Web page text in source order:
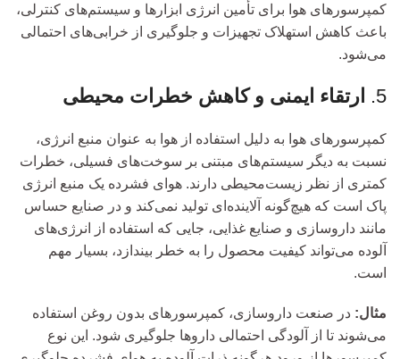
کمپرسورهای هوا برای تأمین انرژی ابزارها و سیستم‌های کنترلی،
باعث کاهش استهلاک تجهیزات و جلوگیری از خرابی‌های احتمالی
می‌شود.
5. ارتقاء ایمنی و کاهش خطرات محیطی
کمپرسورهای هوا به دلیل استفاده از هوا به عنوان منبع انرژی،
نسبت به دیگر سیستم‌های مبتنی بر سوخت‌های فسیلی، خطرات
کمتری از نظر زیست‌محیطی دارند. هوای فشرده یک منبع انرژی
پاک است که هیچ‌گونه آلاینده‌ای تولید نمی‌کند و در صنایع حساس
مانند داروسازی و صنایع غذایی، جایی که استفاده از انرژی‌های
آلوده می‌تواند کیفیت محصول را به خطر بیندازد، بسیار مهم
است.
مثال: در صنعت داروسازی، کمپرسورهای بدون روغن استفاده
می‌شوند تا از آلودگی احتمالی داروها جلوگیری شود. این نوع